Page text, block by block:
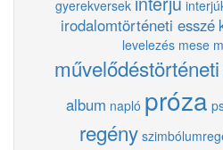
gyerekversek
irodalomtörténeti esszé
levelezés mese
album napló próza
regény